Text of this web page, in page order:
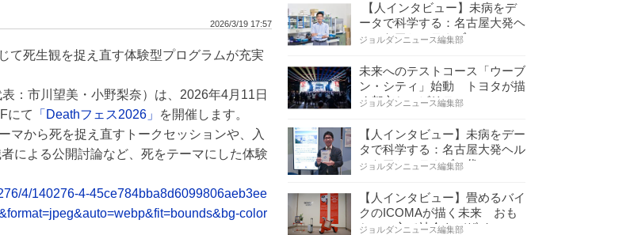
2026/3/19 17:57
て死生観を捉え直す体験型プログラムが充実
：市川望美・小野梨奈）は、2026年4月11日
にて
「Deathフェス2026」
を開催します。
マから死を捉え直すトークセッションや、入
による公開討論など、死をテーマにした体験
4/140276-4-45ce784bba8d6099806aeb3ee
color
【人インタビュー】未病をデ
ータで科学する：名古屋大発ヘ
ルスケアシステムズの…
ジョルダンニュース編集部
未来へのテストコース「ウーブ
ン・シティ」始動 トヨタが描
く都市とモビリティの…
ジョルダンニュース編集部
【人インタビュー】未病をデー
タで科学する：名古屋大発ヘル
スケアシステムズの代…
ジョルダンニュース編集部
【人インタビュー】畳めるバイ
クのICOMAが描く未来 おも
ちゃの心で社会をデザイ…
ジョルダンニュース編集部